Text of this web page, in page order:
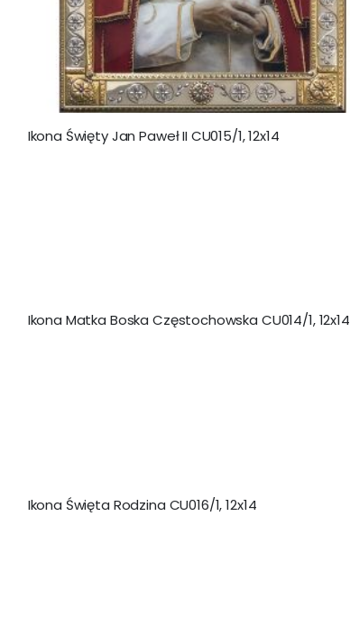
Ikona Święty Jan Paweł II CU015/1, 12x14
Ikona Matka Boska Częstochowska CU014/1, 12x14
Ikona Święta Rodzina CU016/1, 12x14